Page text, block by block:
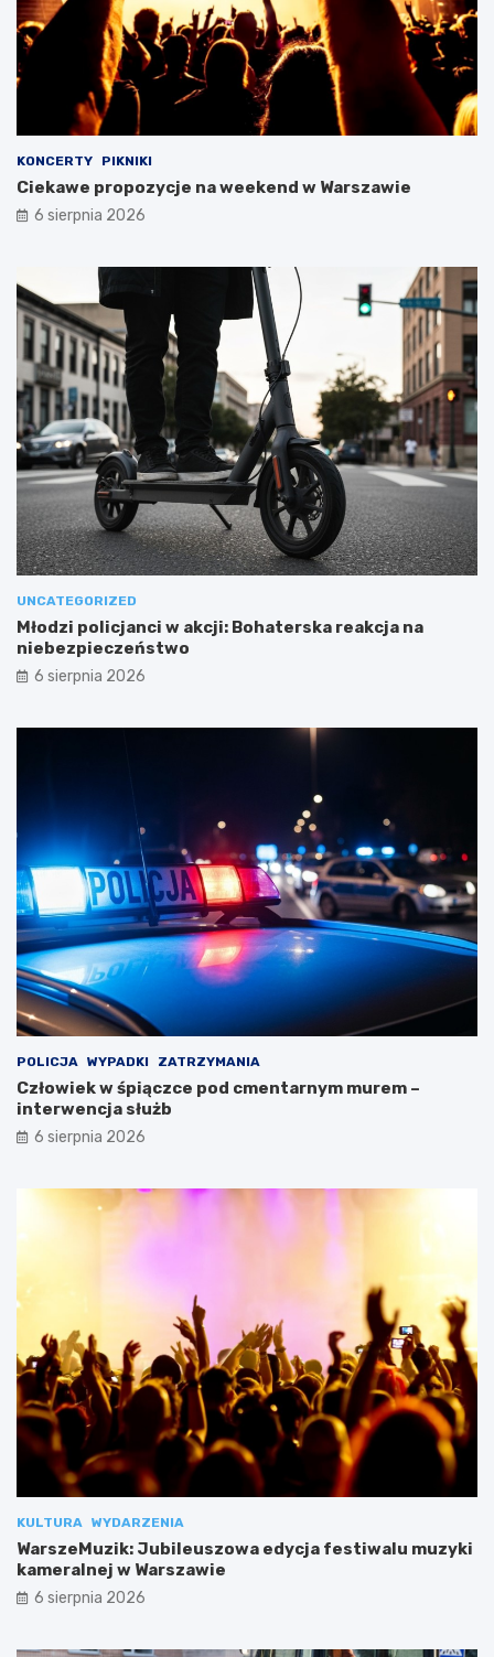
KONCERTY PIKNIKI
Ciekawe propozycje na weekend w Warszawie
6 sierpnia 2026
UNCATEGORIZED
Młodzi policjanci w akcji: Bohaterska reakcja na
niebezpieczeństwo
6 sierpnia 2026
POLICJA WYPADKI ZATRZYMANIA
Człowiek w śpiączce pod cmentarnym murem –
interwencja służb
6 sierpnia 2026
KULTURA WYDARZENIA
WarszeMuzik: Jubileuszowa edycja festiwalu muzyki
kameralnej w Warszawie
6 sierpnia 2026